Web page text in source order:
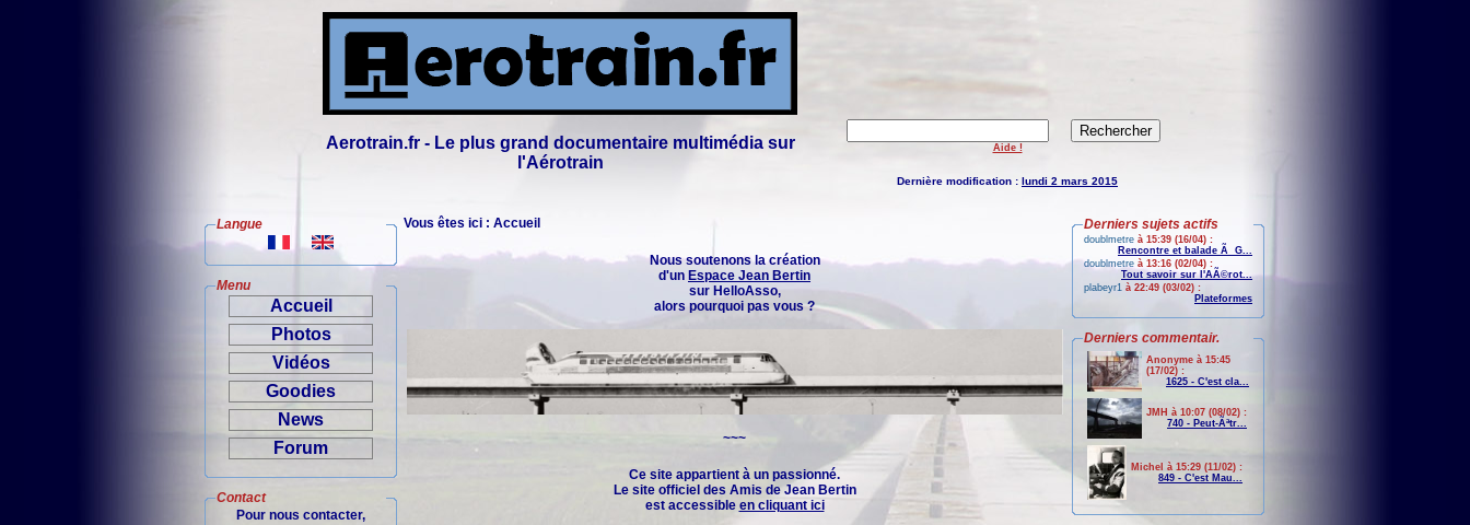
Aerotrain.fr - Le plus grand documentaire multimédia sur
l'Aérotrain
Aide !
Dernière modification : lundi 2 mars 2015
Langue
Menu
Accueil
Photos
Vidéos
Goodies
News
Forum
Contact
Pour nous contacter,
Vous êtes ici : Accueil
Nous soutenons la création
d'un Espace Jean Bertin
sur HelloAsso,
alors pourquoi pas vous ?
~~~
Ce site appartient à un passionné.
Le site officiel des Amis de Jean Bertin
est accessible en cliquant ici
Derniers sujets actifs
doublmetre à 15:39 (16/04) :
Rencontre et balade Ã G...
doublmetre à 13:16 (02/04) :
Tout savoir sur l'AÃ©rot...
plabeyr1 à 22:49 (03/02) :
Plateformes
Derniers commentair.
Anonyme à 15:45
(17/02) :
1625 - C'est cla...
JMH à 10:07 (08/02) :
740 - Peut-Ãªtr...
Michel à 15:29 (11/02) :
849 - C'est Mau...